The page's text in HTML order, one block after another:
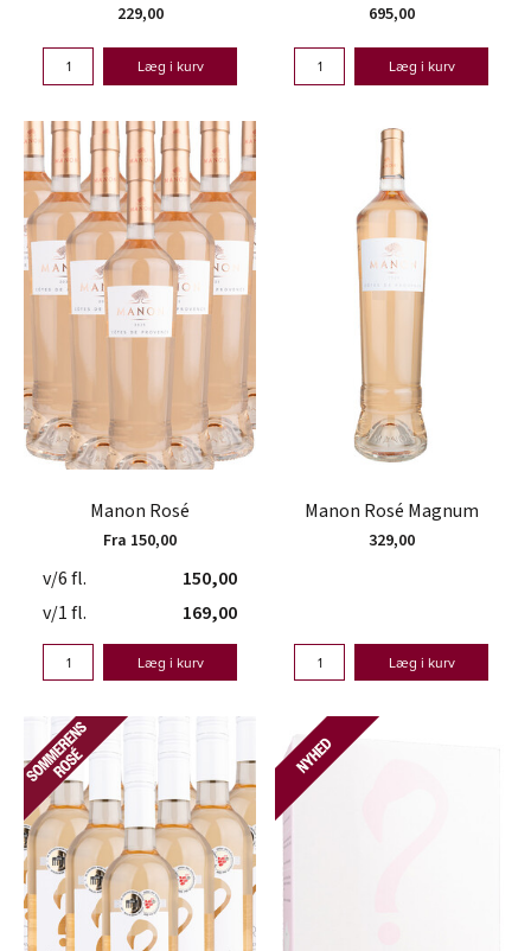
229,00
Læg i kurv
695,00
Læg i kurv
Manon Rosé
Fra 150,00
v/6 fl.
150,00
v/1 fl.
169,00
Læg i kurv
Manon Rosé Magnum
329,00
Læg i kurv